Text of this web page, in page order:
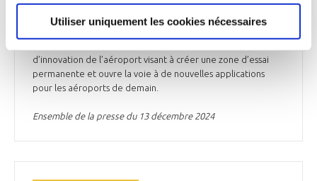
Utiliser uniquement les cookies nécessaires
aéroportuaire, en partenariat avec Azur Drones. L’objectif
était d'intégrer les opérations de vol de routine de drones
d’innovation de l’aéroport visant à créer une zone d’essai
permanente et ouvre la voie à de nouvelles applications
pour les aéroports de demain.
Ensemble de la presse du 13 décembre 2024